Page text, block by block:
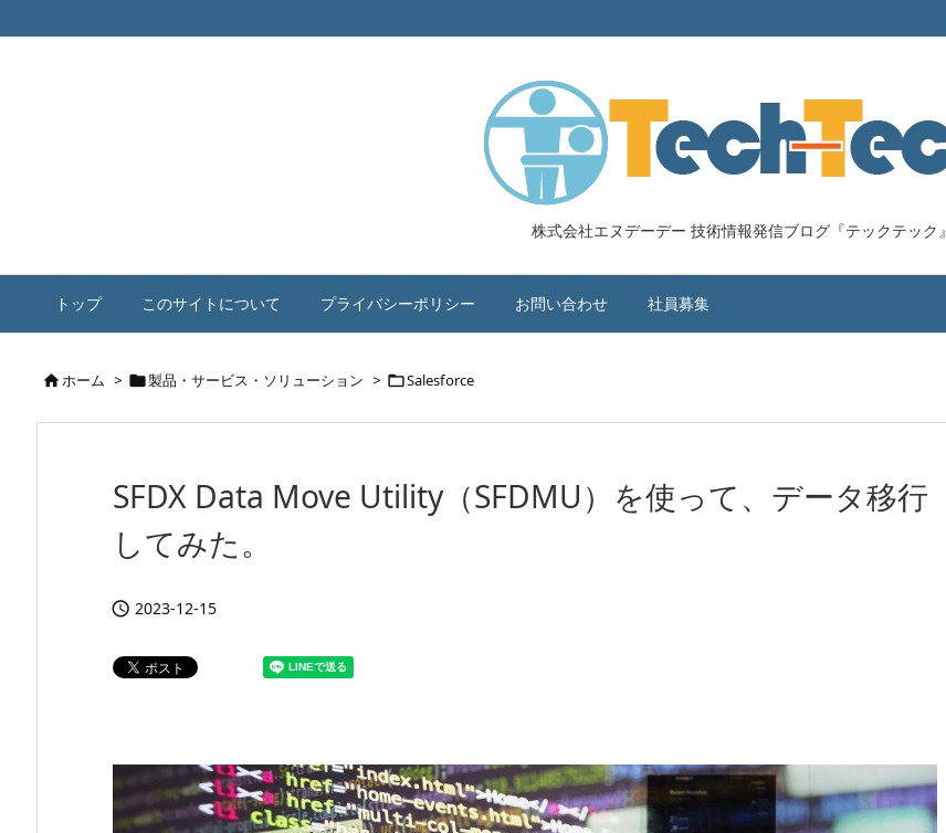
株式会社エヌデーデー 技術情報発信ブログ『テックテック』
トップ このサイトについて プライバシーポリシー お問い合わせ 社員募集
ホーム > 製品・サービス・ソリューション > Salesforce
SFDX Data Move Utility（SFDMU）を使って、データ移行
してみた。
 2023-12-15